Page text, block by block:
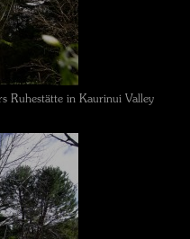
Ruhestätte in Kaurinui Valley